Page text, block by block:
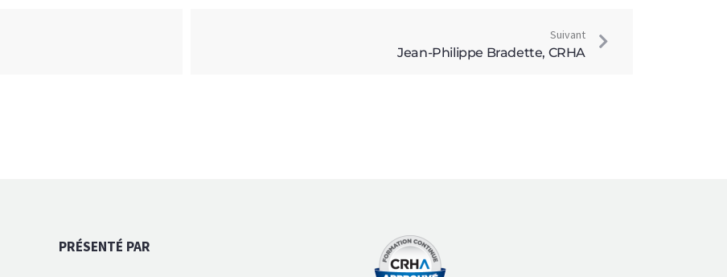
Suivant
Jean-Philippe Bradette, CRHA
PRÉSENTÉ PAR